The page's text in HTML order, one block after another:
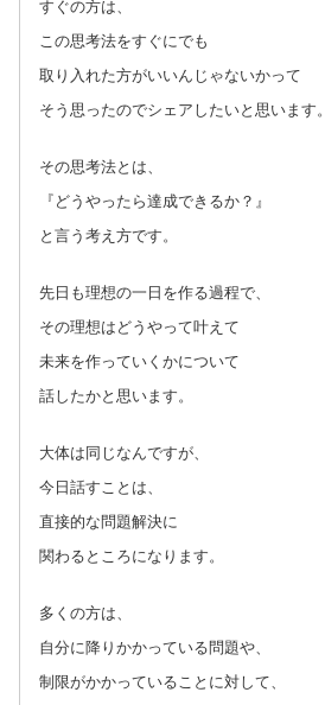
すぐの方は、
この思考法をすぐにでも
取り入れた方がいいんじゃないかって
そう思ったのでシェアしたいと思います。
その思考法とは、
『どうやったら達成できるか？』
と言う考え方です。
先日も理想の一日を作る過程で、
その理想はどうやって叶えて
未来を作っていくかについて
話したかと思います。
大体は同じなんですが、
今日話すことは、
直接的な問題解決に
関わるところになります。
多くの方は、
自分に降りかかっている問題や、
制限がかかっていることに対して、